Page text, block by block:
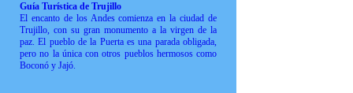
Guía Turística de Trujillo
El encanto de los Andes comienza en la ciudad de
Trujillo, con su gran monumento a la virgen de la
paz. El pueblo de la Puerta es una parada obligada,
pero no la única con otros pueblos hermosos como
Boconó y Jajó.